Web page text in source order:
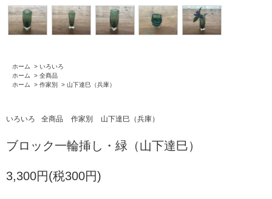
ホーム > いろいろ
ホーム
> 全商品
ホーム
> 作家別 > 山下達巳（兵庫）
いろいろ 全商品 作家別 山下達巳（兵庫）
ブロック一輪挿し・緑（山下達巳）
3,300円(税300円)